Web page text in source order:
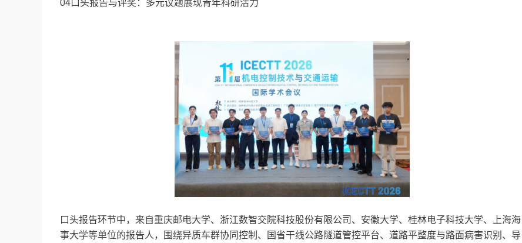
04口头报告与评奖：多元议题展现青年科研活力
口头报告环节中，来自重庆邮电大学、浙江数智交院科技股份有限公司、安徽大学、桂林电子科技大学、上海海
事大学等单位的报告人，围绕异质车群协同控制、国省干线公路隧道管控平台、道路平整度与路面病害识别、导